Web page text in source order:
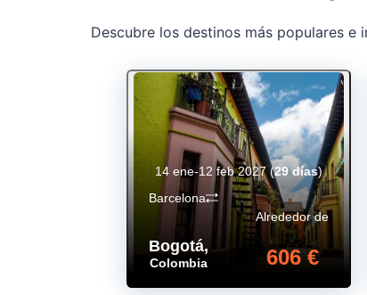
Descubre los destinos más populares e
Bogotá,
Colombia
Alrededor de
606 €
Barcelona
14 ene-12 feb 2027(29 días)